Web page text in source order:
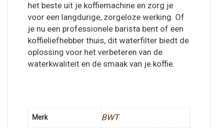
het beste uit je koffiemachine en zorg je
voor een langdurige, zorgeloze werking. Of
je nu een professionele barista bent of een
koffieliefhebber thuis, dit waterfilter biedt de
oplossing voor het verbeteren van de
waterkwaliteit en de smaak van je koffie.
Merk BWT